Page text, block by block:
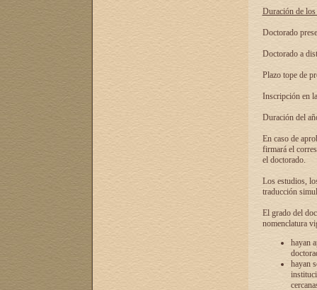
Duración de
Doctorado
Doctorado a
Plazo tope de
Inscripción en
Duración del
En caso de
firmará el
el doctorado.
Los estudios,
traducción
El grado del
nomenclatura
hayan
hayan